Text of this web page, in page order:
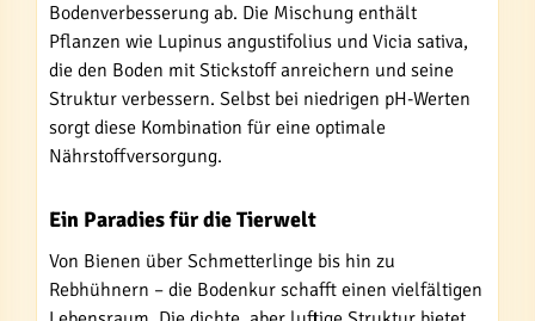
Bodenverbesserung ab. Die Mischung enthält
Pflanzen wie Lupinus angustifolius und Vicia sativa,
die den Boden mit Stickstoff anreichern und seine
Struktur verbessern. Selbst bei niedrigen pH-Werten
sorgt diese Kombination für eine optimale
Nährstoffversorgung.
Ein Paradies für die Tierwelt
Von Bienen über Schmetterlinge bis hin zu
Rebhühnern – die Bodenkur schafft einen vielfältigen